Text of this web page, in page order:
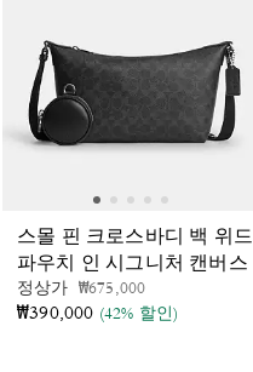
스몰 핀 크로스바디 백 위드
파우치 인 시그니처 캔버스
정상가 가격 인하 전
₩675,000인하됨
₩390,000 (42% 할인)